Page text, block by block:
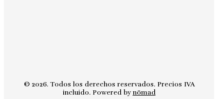
© 2026. Todos los derechos reservados. Precios IVA
incluido. Powered bynömad